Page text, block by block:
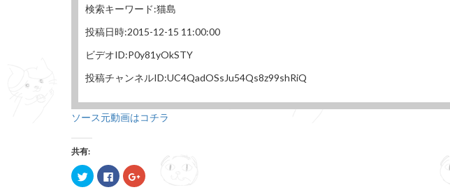
検索キーワード:猫島
投稿日時:2015-12-15 11:00:00
ビデオID:P0y81yOkSTY
投稿チャンネルID:UC4QadOSsJu54Qs8z99shRiQ
ソース元動画はコチラ
共有:
ク
リ
F
a
ク
リ